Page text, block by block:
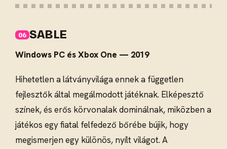
SABLE
Windows PC és Xbox One — 2019
Hihetetlen a látványvilága ennek a független
fejlesztők által megálmodott játéknak. Elképesztő
színek, és erős körvonalak dominálnak, miközben a
játékos egy fiatal felfedező bőrébe bújik, hogy
megismerjen egy különös, nyílt világot. A